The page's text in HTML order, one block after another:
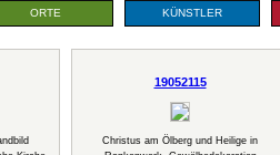
ORTE KÜNSTLER
19052115
Christus am Ölberg und Heilige in